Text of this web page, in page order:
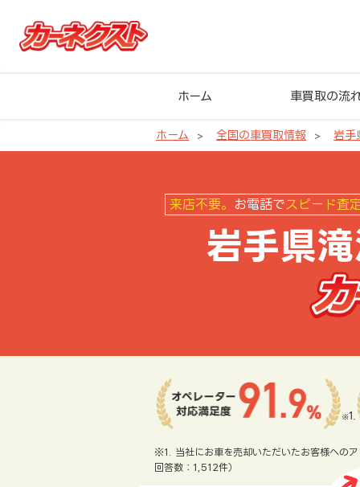
ホーム 車買取の流
ホーム 全国の車買取情報 岩手
来店不要。 お電話で スピード査
岩手県
※1. 当社にお車を売却いただいたお客様への
回答数：1,512件）